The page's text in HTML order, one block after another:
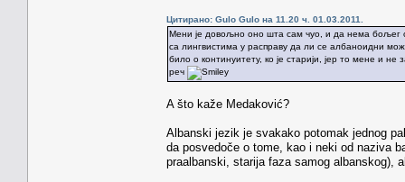
Цитирано: Gulo Gulo на 11.20 ч. 01.03.2011.
Мени је довољно оно шта сам чуо, и да нема бољег
са лингвистима у расправу да ли се албаноидни
било о континуитету, ко је старији, јер то мене и
реч
A što kaže Medaković?
Albanski jezik je svakako potomak jednog
da posvedoče o tome, kao i neki od naziva
praalbanski, starija faza samog albanskog),